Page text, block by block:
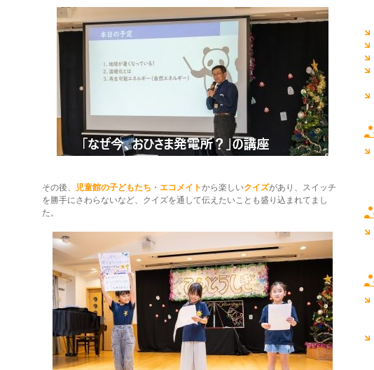
その後、 児童館の子どもたち ・ エコメイトから楽しいクイズがあり、スイッチ
を勝手にさわらないなど、クイズを通して伝えたいことも盛り込まれてまし
た。